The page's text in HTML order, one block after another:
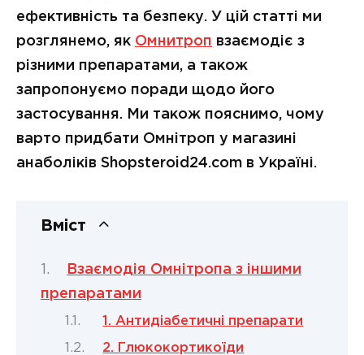
ефективність та безпеку. У цій статті ми
розглянемо, як Омнитроп взаємодіє з
різними препаратами, а також
запропонуємо поради щодо його
застосування. Ми також пояснимо, чому
варто придбати Омнітроп у магазині
анаболіків Shopsteroid24.com в Україні.
Вміст
Взаємодія Омнітропа з іншими
препаратами
1. Антидіабетичні препарати
2. Глюкокортикоїди